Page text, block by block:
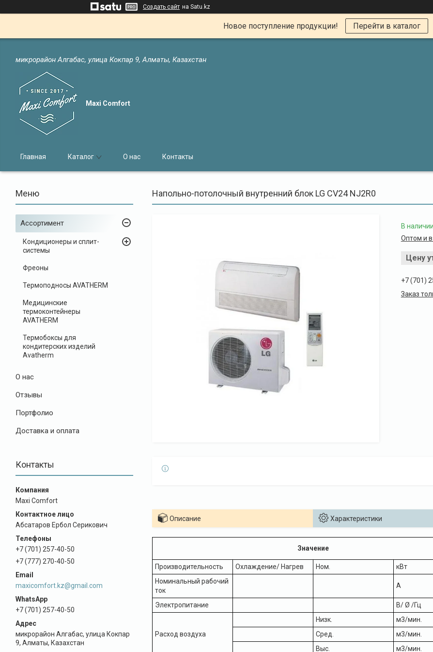
Создать сайт на Satu.kz
Новое поступление продукции! Перейти в каталог
микрорайон Алгабас, улица Кокпар 9, Алматы, Казахстан
Maxi Comfort
Главная Каталог О нас Контакты
Ассортимент
Кондиционеры и сплит-
системы
Фреоны
Термоподносы AVATHERM
Медицинские
термоконтейнеры
AVATHERM
Термобоксы для
кондитерских изделий
Avatherm
О нас
Отзывы
Портфолио
Доставка и оплата
Контакты
Maxi Comfort
Абсатаров Ербол Серикович
+7 (701) 257-40-50
+7 (777) 270-40-50
maxicomfort.kz@gmail.com
+7 (701) 257-40-50
микрорайон Алгабас, улица Кокпар
9, Алматы, Казахстан
Напольно-потолочный внутренний блок LG CV24 NJ2R0
В наличии
Оптом и
Цену
+7 (701)
Заказ
Описание Характеристики
Значение
Производительность Охлаждение/ Нагрев Ном. кВт
Номинальный рабочий
ток
А
Электропитание В/ Ø /Гц
Расход воздуха
Низк. м3/мин.
Сред.
м3/мин.
Выс.
м3/мин.